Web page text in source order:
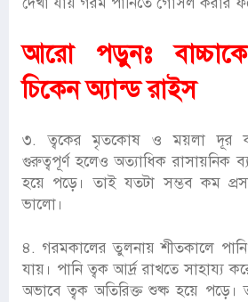
আরো পড়ুনঃ
চিকেন অ্যান্ড রাইস
৩. ত্বকের মৃতকোষ ও ময়লা দূর
গুরুত্বপূর্ণ হলেও অত্যাধিক রাসায়নিক
হয়ে পড়ে। তাই যতটা সম্ভব কম
ভালো।
৪. গরমকালের তুলনায় শীতকালে
যায়। পানি ত্বক আর্দ্র রাখতে সাহায্য
অভাবে ত্বক অতিরিক্ত শুষ্ক হয়ে পড়ে।